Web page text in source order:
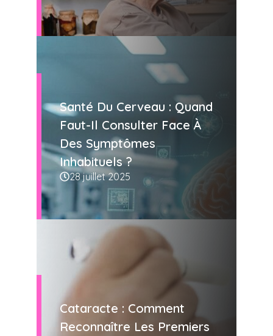
Santé Du Cerveau : Quand
Faut-Il Consulter Face À
Des Symptômes
Inhabituels ?
28 juillet 2025
Cataracte : Comment
Reconnaître Les Premiers